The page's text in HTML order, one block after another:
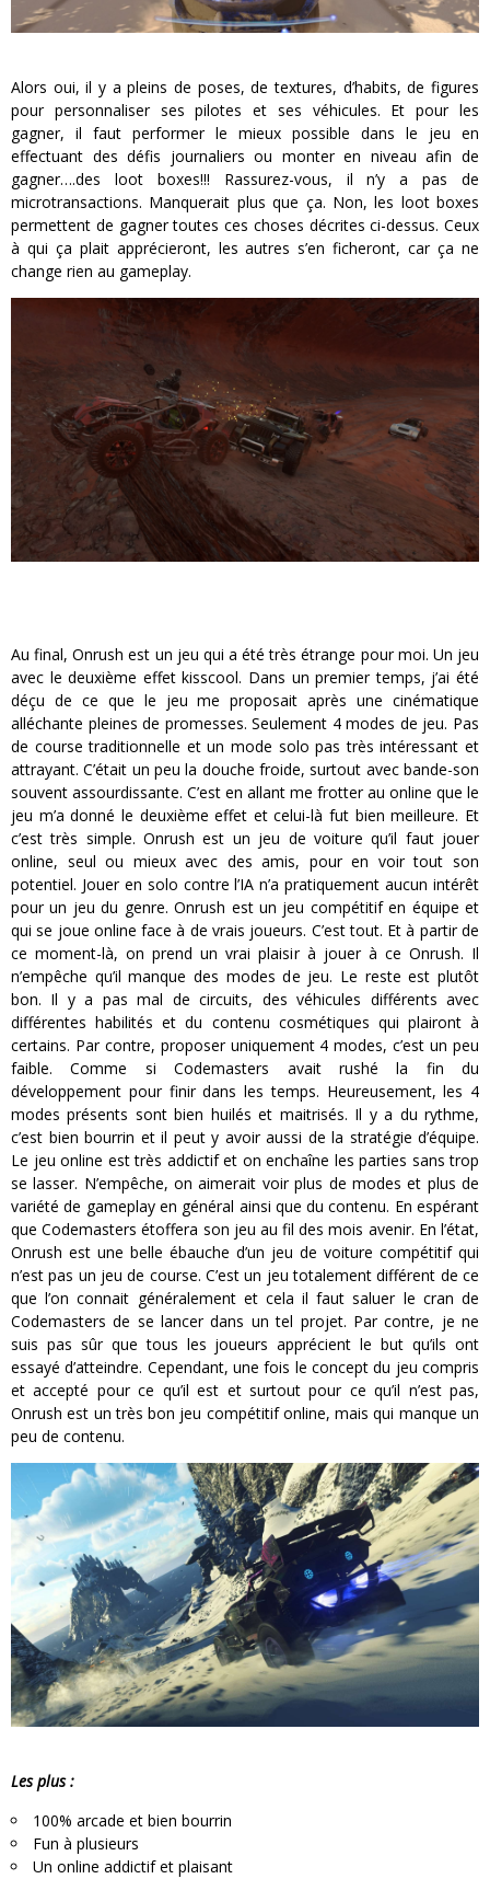
Alors oui, il y a pleins de poses, de textures, d’habits, de figures
pour personnaliser ses pilotes et ses véhicules. Et pour les
gagner, il faut performer le mieux possible dans le jeu en
effectuant des défis journaliers ou monter en niveau afin de
gagner….des loot boxes!!! Rassurez-vous, il n’y a pas de
microtransactions. Manquerait plus que ça. Non, les loot boxes
permettent de gagner toutes ces choses décrites ci-dessus. Ceux
à qui ça plait apprécieront, les autres s’en ficheront, car ça ne
change rien au gameplay.
Au final, Onrush est un jeu qui a été très étrange pour moi. Un jeu
avec le deuxième effet kisscool. Dans un premier temps, j’ai été
déçu de ce que le jeu me proposait après une cinématique
alléchante pleines de promesses. Seulement 4 modes de jeu. Pas
de course traditionnelle et un mode solo pas très intéressant et
attrayant. C’était un peu la douche froide, surtout avec bande-son
souvent assourdissante. C’est en allant me frotter au online que le
jeu m’a donné le deuxième effet et celui-là fut bien meilleure. Et
c’est très simple. Onrush est un jeu de voiture qu’il faut jouer
online, seul ou mieux avec des amis, pour en voir tout son
potentiel. Jouer en solo contre l’IA n’a pratiquement aucun intérêt
pour un jeu du genre. Onrush est un jeu compétitif en équipe et
qui se joue online face à de vrais joueurs. C’est tout. Et à partir de
ce moment-là, on prend un vrai plaisir à jouer à ce Onrush. Il
n’empêche qu’il manque des modes de jeu. Le reste est plutôt
bon. Il y a pas mal de circuits, des véhicules différents avec
différentes habilités et du contenu cosmétiques qui plairont à
certains. Par contre, proposer uniquement 4 modes, c’est un peu
faible. Comme si Codemasters avait rushé la fin du
développement pour finir dans les temps. Heureusement, les 4
modes présents sont bien huilés et maitrisés. Il y a du rythme,
c’est bien bourrin et il peut y avoir aussi de la stratégie d’équipe.
Le jeu online est très addictif et on enchaîne les parties sans trop
se lasser. N’empêche, on aimerait voir plus de modes et plus de
variété de gameplay en général ainsi que du contenu. En espérant
que Codemasters étoffera son jeu au fil des mois avenir. En l’état,
Onrush est une belle ébauche d’un jeu de voiture compétitif qui
n’est pas un jeu de course. C’est un jeu totalement différent de ce
que l’on connait généralement et cela il faut saluer le cran de
Codemasters de se lancer dans un tel projet. Par contre, je ne
suis pas sûr que tous les joueurs apprécient le but qu’ils ont
essayé d’atteindre. Cependant, une fois le concept du jeu compris
et accepté pour ce qu’il est et surtout pour ce qu’il n’est pas,
Onrush est un très bon jeu compétitif online, mais qui manque un
peu de contenu.
Les plus :
100% arcade et bien bourrin
Fun à plusieurs
Un online addictif et plaisant